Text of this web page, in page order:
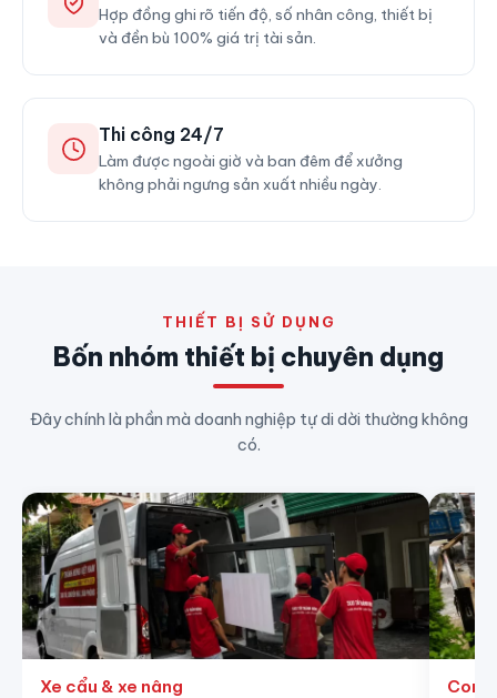
Hợp đồng ghi rõ tiến độ, số nhân công, thiết bị
và đền bù 100% giá trị tài sản.
Thi công 24/7
Làm được ngoài giờ và ban đêm để xưởng
không phải ngưng sản xuất nhiều ngày.
THIẾT BỊ SỬ DỤNG
Bốn nhóm thiết bị chuyên dụng
Đây chính là phần mà doanh nghiệp tự di dời thường không
có.
Xe cẩu & xe nâng Con